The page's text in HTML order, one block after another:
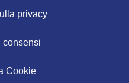
privacy
consensi
Cookie